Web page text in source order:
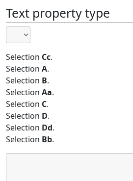
Text property type
Selection Cc.
Selection A.
Selection B.
Selection Aa.
Selection C.
Selection D.
Selection Dd.
Selection Bb.